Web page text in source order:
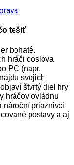
tešiť
bohaté.
hráči doslova
PC (napr.
svojich
štvrtý diel hry
hráčov ovládnu
nároční priaznivci
postavy a aj